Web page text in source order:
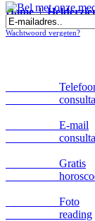
Home|
Bel met onze mediums en
Wachtwoord vergeten?
E-mail
Gratis
Foto
reading